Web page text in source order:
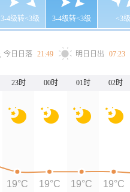
3-4级转<3级 3-4级转<3级 <3级
今日日落 21:49 明日日出 07:23
23时 00时 01时 02时
19°C
19°C 19°C 19°C